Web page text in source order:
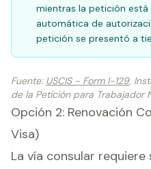
mientras la petición
automática de
petición se presentó a
Fuente: USCIS - Form I-129,
de la Petición para Trabajador
Opción 2: Renovación
Visa)
La vía consular